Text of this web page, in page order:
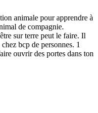
animale pour apprendre à
de compagnie.
sur terre peut le faire. Il
bcp de personnes. 1
ouvrir des portes dans ton